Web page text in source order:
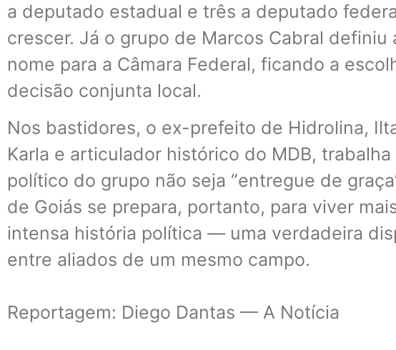
a deputado estadual e três a deputado
crescer. Já o grupo de Marcos Cabral definiu
nome para a Câmara Federal, ficando a
decisão conjunta local.
Nos bastidores, o ex-prefeito de Hidrolina,
Karla e articulador histórico do MDB,
político do grupo não seja “entregue de
de Goiás se prepara, portanto, para viver
intensa história política — uma verdadeira
entre aliados de um mesmo campo.
Reportagem: Diego Dantas — A Notícia